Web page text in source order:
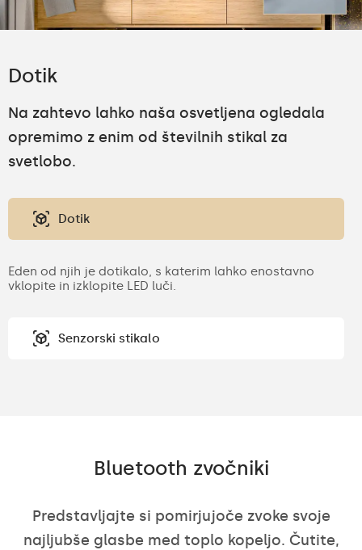
Dotik
Na zahtevo lahko naša osvetljena ogledala
opremimo z enim od številnih stikal za
svetlobo.
Dotik
Eden od njih je dotikalo, s katerim lahko enostavno
vklopite in izklopite LED luči.
Senzorski stikalo
Bluetooth zvočniki
Predstavljajte si pomirjujoče zvoke svoje
najljubše glasbe med toplo kopeljo. Čutite,